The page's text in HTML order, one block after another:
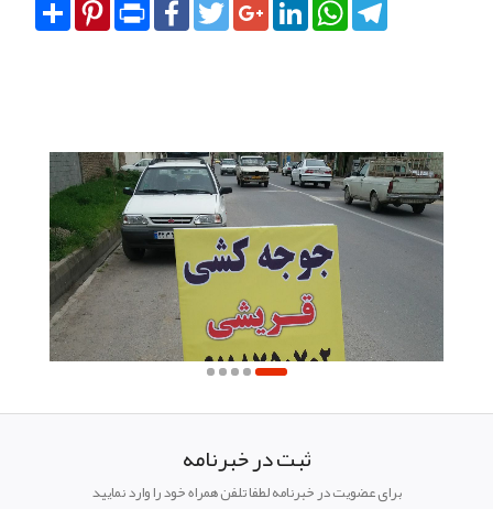
ثبت در خبرنامه
برای عضویت در خبرنامه لطفا تلفن همراه خود را وارد نمایید